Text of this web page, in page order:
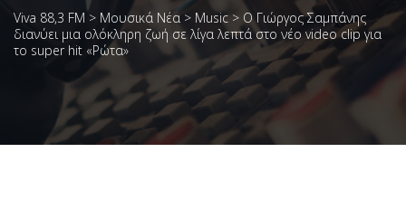
Viva 88,3 FM > Μουσικά Νέα > Music > Ο Γιώργος Σαμπάνης
διανύει μια ολόκληρη ζωή σε λίγα λεπτά στο νέο video clip για
το super hit «Ρώτα»